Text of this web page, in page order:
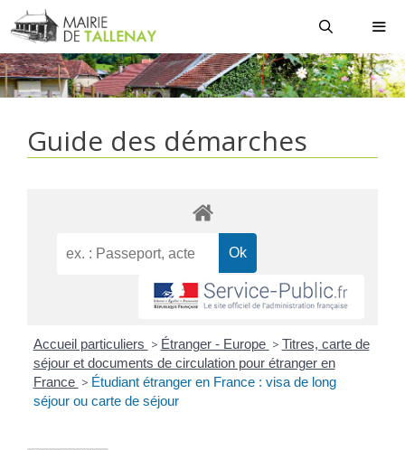
Aller
au
contenu
Guide des démarches
Accueil particuliers > Étranger - Europe > Titres, carte de
séjour et documents de circulation pour étranger en
France > Étudiant étranger en France : visa de long
séjour ou carte de séjour